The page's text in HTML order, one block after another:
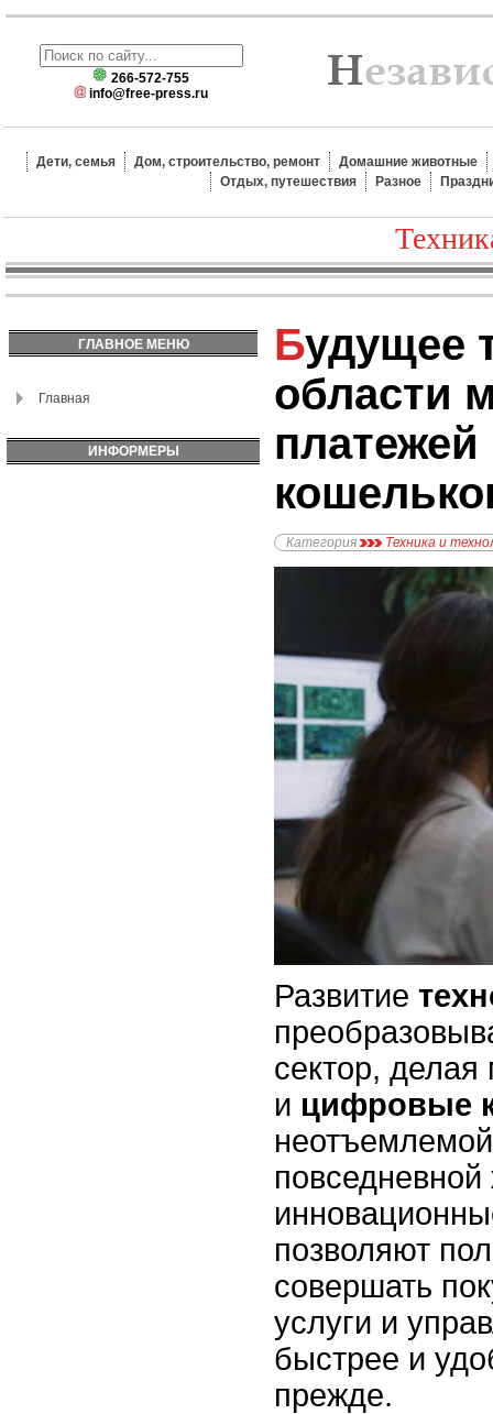
266-572-755
info@free-press.ru
Дети, семья Дом, строительство, ремонт
Домашние животные
Отдых, путешествия
Разное
ГЛАВНОЕ МЕНЮ
Главная
ИНФОРМЕРЫ
Будущее технологий в
области
Категория Техника и
Развитие
сектор,
и цифровые
позволяют
совершать
услуги и
быстрее и
прежде.